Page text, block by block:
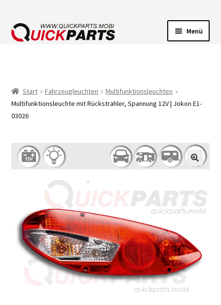
Menü
Start Fahrzeugleuchten
Multifunktionsleuchten
Multifunktionsleuchte mit Rückstrahler, Spannung 12V | Jokon E1-
03026